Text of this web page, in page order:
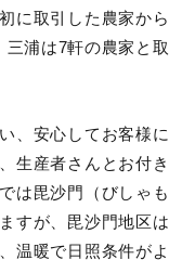
に取引した農家から
浦は7軒の農家と取
、安心してお客様に
生産者さんとお付き
は毘沙門（びしゃも
すが、毘沙門地区は
温暖で日照条件がよ